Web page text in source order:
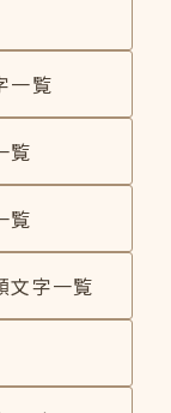
一覧
覧
覧
文字一覧